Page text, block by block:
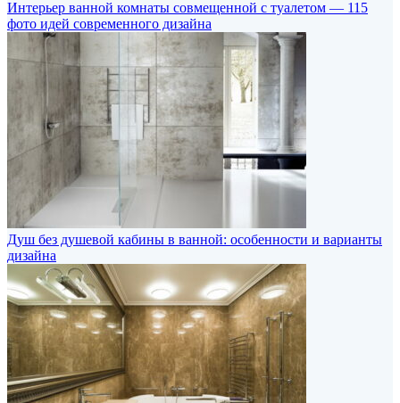
Интерьер ванной комнаты совмещенной с туалетом — 115
фото идей современного дизайна
Душ без душевой кабины в ванной: особенности и варианты
дизайна